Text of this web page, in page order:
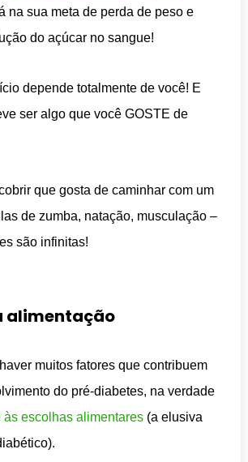
na sua meta de perda de peso e
do açúcar no sangue!
depende totalmente de você! E
ser algo que você GOSTE de
que gosta de caminhar com um
de zumba, natação, musculação –
são infinitas!
alimentação
muitos fatores que contribuem
do pré-diabetes, na verdade
às escolhas alimentares (a elusiva